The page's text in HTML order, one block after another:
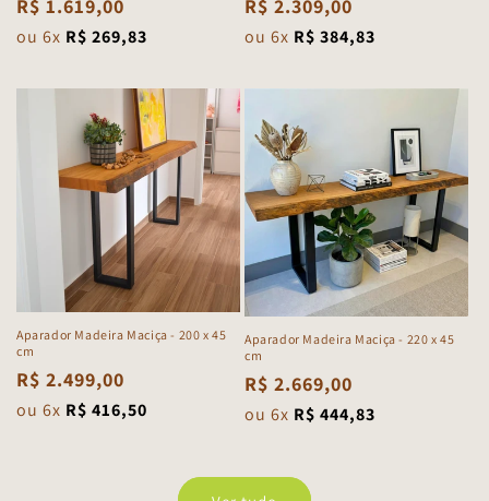
Preço
normal
R$ 1.619,00
ou 6x R$ 269,83
Preço
normal
R$ 2.309,00
ou 6x R$ 384,83
Aparador Madeira Maciça - 200 x 45
cm
Preço
normal
R$ 2.499,00
ou 6x R$ 416,50
Aparador Madeira Maciça - 220 x 45
cm
Preço
normal
R$ 2.669,00
ou 6x R$ 444,83